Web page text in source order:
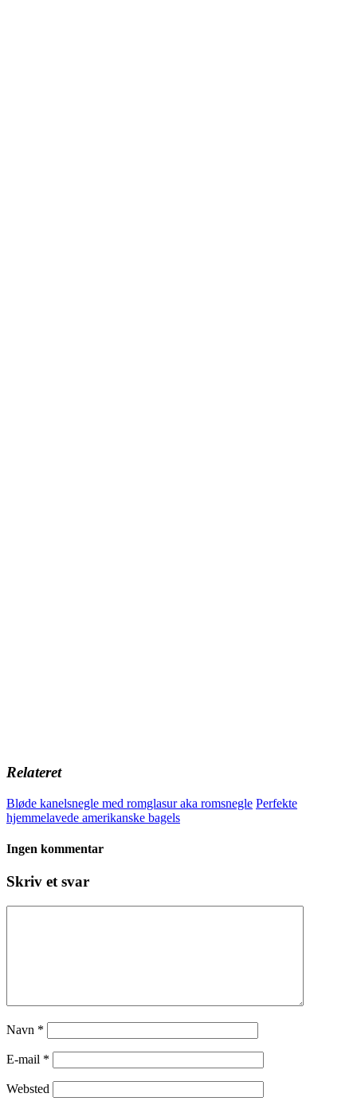
Relateret
Bløde kanelsnegle med romglasur aka romsnegle Perfekte
hjemmelavede amerikanske bagels
Ingen kommentar
Skriv et svar
Navn *
E-mail *
Websted